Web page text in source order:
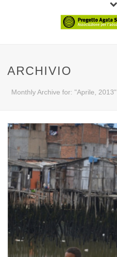
ARCHIVIO
Monthly Archive for: "Aprile, 2013"